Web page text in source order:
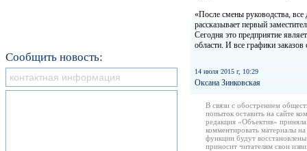
«После смены руководства,
рассказывает первый
Сегодня это предприятие
области. И все графики
14 июля 2015 г, 10:29
Оксана Зинковская
В связи с обострением
попыток оставить на сайте
редакция «Объектив»
комментировать материалы
функции будут
приносит читателям свои
Сообщить новость: